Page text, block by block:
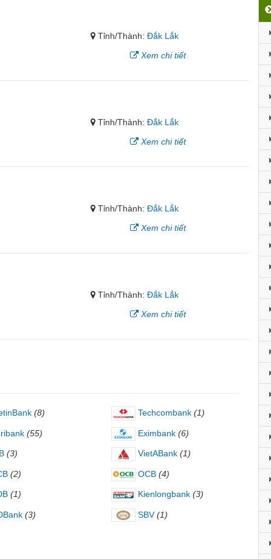
Tỉnh/Thành:Đắk Lắk
Xem chi tiết
Tỉnh/Thành:Đắk Lắk
Xem chi tiết
Tỉnh/Thành:Đắk Lắk
Xem chi tiết
Tỉnh/Thành:Đắk Lắk
Xem chi tiết
(8) Techcombank (1)
(55) Eximbank (6)
(3) VietABank (1)
(2) OCB (4)
(1) Kienlongbank (3)
(3) SBV (1)